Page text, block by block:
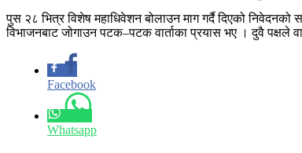
पुस २८ भित्र विशेष महाधिवेशन बोलाउन माग गर्दै दिएको
विभाजनबाट जोगाउन पटक–पटक वार्ताका प्रयास भए । दुवै पक्षले
Facebook
Whatsapp